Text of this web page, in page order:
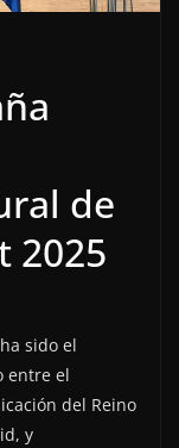
de
2025
sido el
entre el
del Reino
y